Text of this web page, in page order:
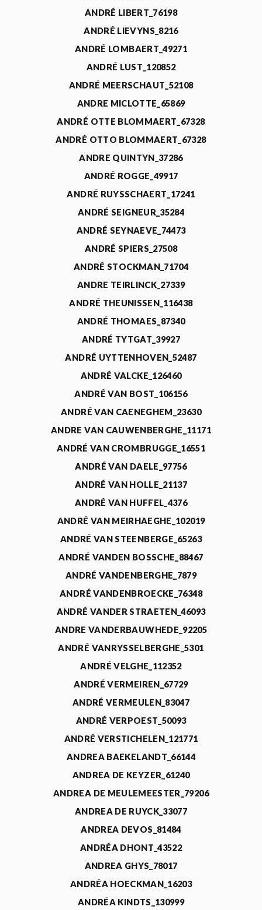
ANDRÉ LIBERT_76198
ANDRÉ LIEVYNS_8216
ANDRÉ LOMBAERT_49271
ANDRÉ LUST_120852
ANDRÉ MEERSCHAUT_52108
ANDRE MICLOTTE_65869
ANDRÉ OTTE BLOMMAERT_67328
ANDRÉ OTTO BLOMMAERT_67328
ANDRE QUINTYN_37286
ANDRÉ ROGGE_49917
ANDRÉ RUYSSCHAERT_17241
ANDRÉ SEIGNEUR_35284
ANDRÉ SEYNAEVE_74473
ANDRÉ SPIERS_27508
ANDRÉ STOCKMAN_71704
ANDRE TEIRLINCK_27339
ANDRÉ THEUNISSEN_116438
ANDRÉ THOMAES_87340
ANDRÉ TYTGAT_39927
ANDRÉ UYTTENHOVEN_52487
ANDRÉ VALCKE_126460
ANDRÉ VAN BOST_106156
ANDRÉ VAN CAENEGHEM_23630
ANDRE VAN CAUWENBERGHE_11171
ANDRÉ VAN CROMBRUGGE_16551
ANDRÉ VAN DAELE_97756
ANDRÉ VAN HOLLE_21137
ANDRÉ VAN HUFFEL_4376
ANDRÉ VAN MEIRHAEGHE_102019
ANDRÉ VAN STEENBERGE_65263
ANDRÉ VANDEN BOSSCHE_88467
ANDRÉ VANDENBERGHE_7879
ANDRÉ VANDENBROECKE_76348
ANDRÉ VANDER STRAETEN_46093
ANDRE VANDERBAUWHEDE_92205
ANDRÉ VANRYSSELBERGHE_5301
ANDRÉ VELGHE_112352
ANDRÉ VERMEIREN_67729
ANDRÉ VERMEULEN_83047
ANDRÉ VERPOEST_50093
ANDRÉ VERSTICHELEN_121771
ANDREA BAEKELANDT_66144
ANDREA DE KEYZER_61240
ANDREA DE MEULEMEESTER_79206
ANDREA DE RUYCK_33077
ANDREA DEVOS_81484
ANDRÉA DHONT_43522
ANDREA GHYS_78017
ANDRÉA HOECKMAN_16203
ANDRÉA KINDTS_130999